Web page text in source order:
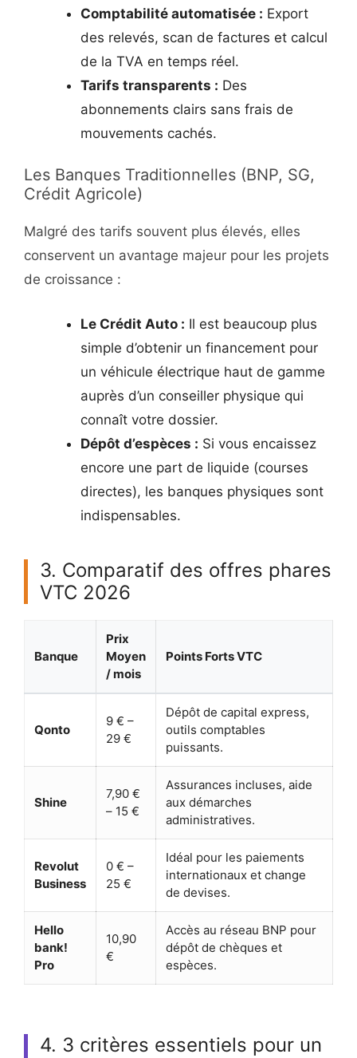
Comptabilité automatisée : Export
des relevés, scan de factures et calcul
de la TVA en temps réel.
Tarifs transparents : Des
abonnements clairs sans frais de
mouvements cachés.
Les Banques Traditionnelles (BNP, SG,
Crédit Agricole)
Malgré des tarifs souvent plus élevés, elles
conservent un avantage majeur pour les projets
de croissance :
Le Crédit Auto : Il est beaucoup plus
simple d’obtenir un financement pour
un véhicule électrique haut de gamme
auprès d’un conseiller physique qui
connaît votre dossier.
Dépôt d’espèces : Si vous encaissez
encore une part de liquide (courses
directes), les banques physiques sont
indispensables.
3. Comparatif des offres phares
VTC 2026
Banque
Prix
Moyen
/ mois
Points Forts VTC
Qonto
9 € –
29 €
Dépôt de capital express,
outils comptables
puissants.
Shine
7,90 €
– 15 €
Assurances incluses, aide
aux démarches
administratives.
Revolut
Business
0 € –
25 €
Idéal pour les paiements
internationaux et change
de devises.
Hello
bank!
Pro
10,90
€
Accès au réseau BNP pour
dépôt de chèques et
espèces.
4. 3 critères essentiels pour un